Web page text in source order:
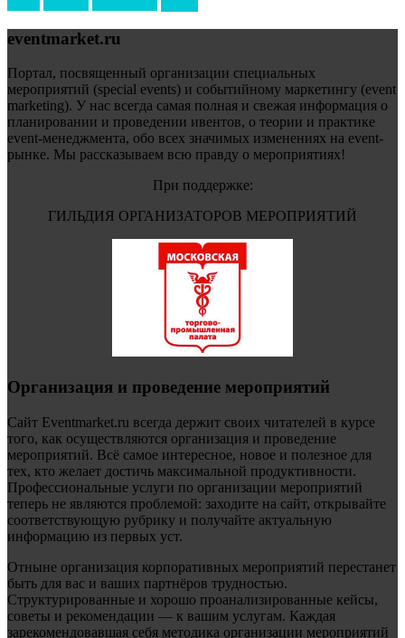
eventmarket.ru
Портал, посвященный организации специальных
мероприятий (special events) и событийному маркетингу (event
marketing). У нас всегда самая полная и свежая информация о
планировании и проведении ивентов, о теории и практике
event-менеджмента, обо всех значимых изменениях на event-
рынке. Мы рассказываем всю правду о мероприятиях!
При поддержке:
ГИЛЬДИЯ ОРГАНИЗАТОРОВ МЕРОПРИЯТИЙ
Организация и проведение мероприятий
Сайт Eventmarket.ru всегда держит своих читателей в курсе
того, как осуществляются организация и проведение
мероприятий. Всё самое интересное, новое и полезное для
тех, кто желает достичь максимальной продуктивности.
Профессиональные услуги по организации мероприятий
теперь не являются проблемой: заходите на сайт, открывайте
соответствующую рубрику и получайте актуальную
информацию из первых уст.
Отныне организация корпоративных мероприятий перестанет
быть для вас и ваших партнёров трудностью.
Структурированные и хорошо проанализированные кейсы,
советы и рекомендации — к вашим услугам. Каждая
зарекомендовавшая себя методика организации мероприятий